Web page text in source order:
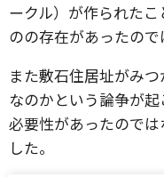
ークル）が作られた
のの存在があったので
また敷石住居址がみ
なのかという論争が
必要性があったので
した。